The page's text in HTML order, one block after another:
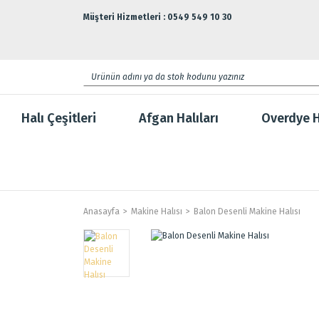
Müşteri Hizmetleri : 0549 549 10 30
Halı Çeşitleri Afgan Halıları Overdye
Anasayfa Makine Halısı Balon Desenli Makine Halısı